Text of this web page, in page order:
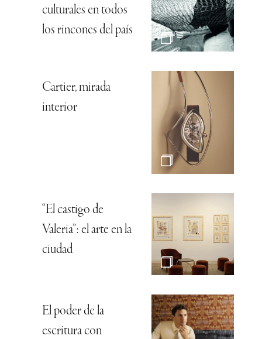
culturales en todos
los rincones del país
Cartier, mirada
interior
“El castigo de
Valeria”: el arte en la
ciudad
El poder de la
escritura con